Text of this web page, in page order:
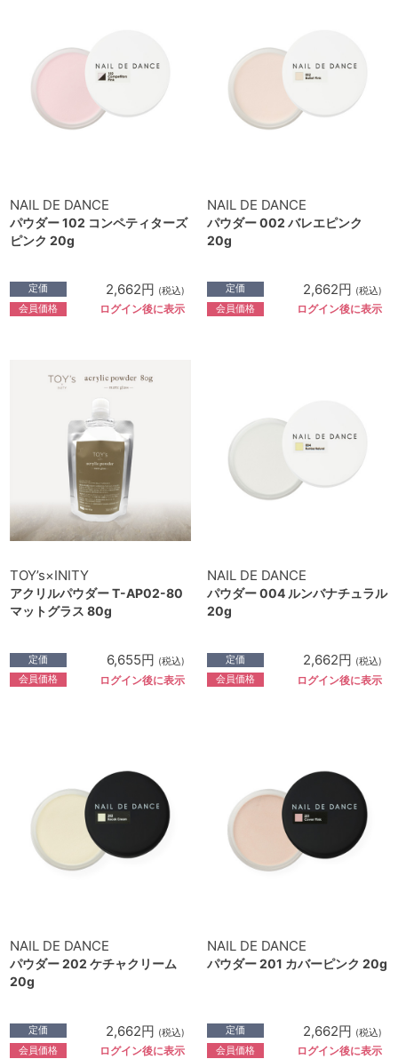
NAIL DE DANCE
パウダー 102 コンペティターズ
ピンク 20g
定価 2,662円 (税込)
会員価格 ログイン後に表示
NAIL DE DANCE
パウダー 002 バレエピンク
20g
定価 2,662円 (税込)
会員価格 ログイン後に表示
TOY’s×INITY
アクリルパウダー T-AP02-80
マットグラス 80g
定価 6,655円 (税込)
会員価格 ログイン後に表示
NAIL DE DANCE
パウダー 004 ルンバナチュラル
20g
定価 2,662円 (税込)
会員価格 ログイン後に表示
NAIL DE DANCE
パウダー 202 ケチャクリーム
20g
定価 2,662円 (税込)
会員価格 ログイン後に表示
NAIL DE DANCE
パウダー 201 カバーピンク 20g
定価 2,662円 (税込)
会員価格 ログイン後に表示